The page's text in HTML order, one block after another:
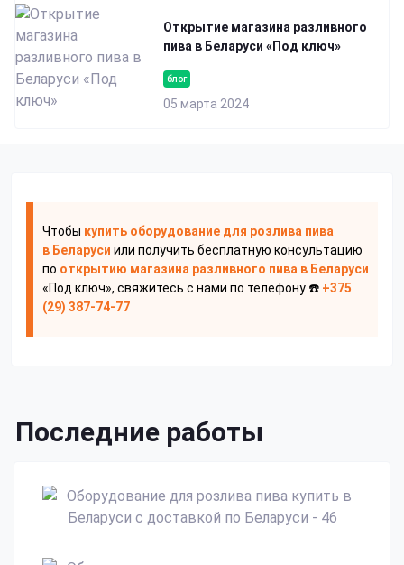
блог
05 марта 2024
Открытие магазина разливного
пива в Беларуси «Под ключ»
Чтобы купить оборудование для розлива пива
в Беларуси или получить бесплатную консультацию
по открытию магазина разливного пива в Беларуси
«Под ключ», свяжитесь с нами по телефону ☎️ +375
(29) 387-74-77
Последние работы